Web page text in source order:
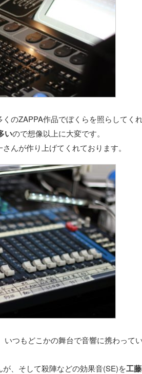
のZAPPA作品でぼくらを照らしてくれ
いので想像以上に大変です。
んが作り上げてくれております。
いつもどこかの舞台で音響に携わって
が、そして殺陣などの効果音(SE)を工